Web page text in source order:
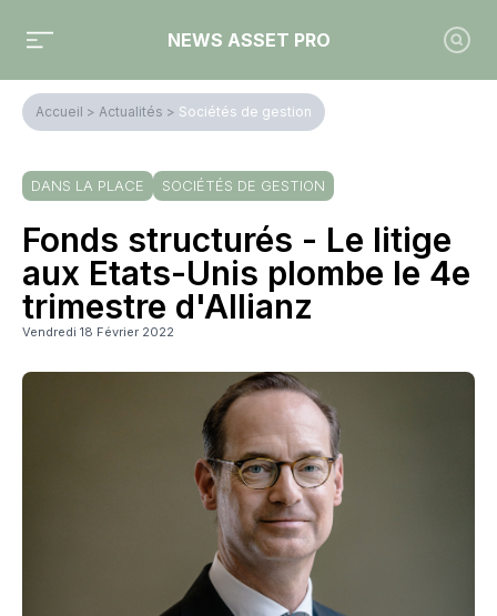
NEWS ASSET PRO
Accueil > Actualités > Sociétés de gestion
DANS LA PLACE SOCIÉTÉS DE GESTION
Fonds structurés - Le litige
aux Etats-Unis plombe le 4e
trimestre d'Allianz
Vendredi 18 Février 2022